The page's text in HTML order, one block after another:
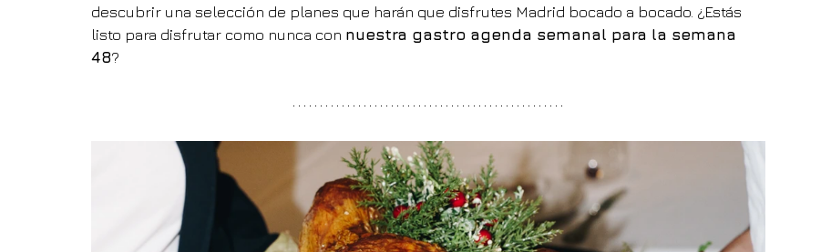
descubrir una selección de planes que harán que disfrutes Madrid bocado a bocado. ¿Estás
listo para disfrutar como nunca con nuestra gastro agenda semanal para la semana
48?